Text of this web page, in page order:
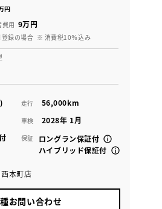
円
費用 9万円
録の場合 ※ 消費税10％込み
走行 56,000km
車検 2028年 1月
保証
ロングラン保証付
ハイブリッド保証付
本町店
お問い合わせ